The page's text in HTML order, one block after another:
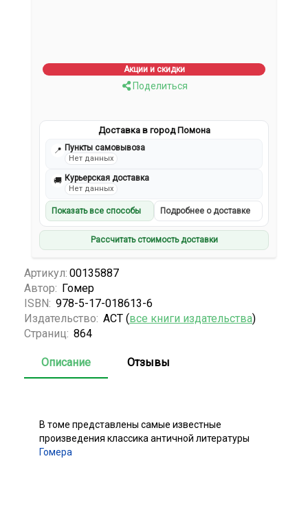
Акции и скидки
Поделиться
Доставка в город Помона
📍 Пункты самовывоза
Нет данных
🚚 Курьерская доставка
Нет данных
Показать все способы Подробнее о доставке
Рассчитать стоимость доставки
Артикул: 00135887
Автор: Гомер
ISBN: 978-5-17-018613-6
Издательство: АСТ (все книги издательства)
Страниц: 864
Описание Отзывы
В томе представлены самые известные
произведения классика античной литературы
Гомера